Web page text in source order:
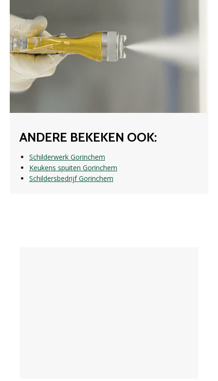
ANDERE BEKEKEN OOK:
Schilderwerk Gorinchem
Keukens spuiten Gorinchem
Schildersbedrijf Gorinchem